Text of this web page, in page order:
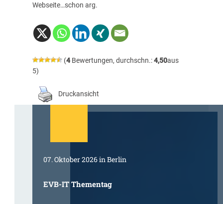
Webseite…schon arg.
(4Bewertungen, durchschn.:4,50aus
5)
Druckansicht
07. Oktober 2026 in Berlin
EVB-IT Thementag